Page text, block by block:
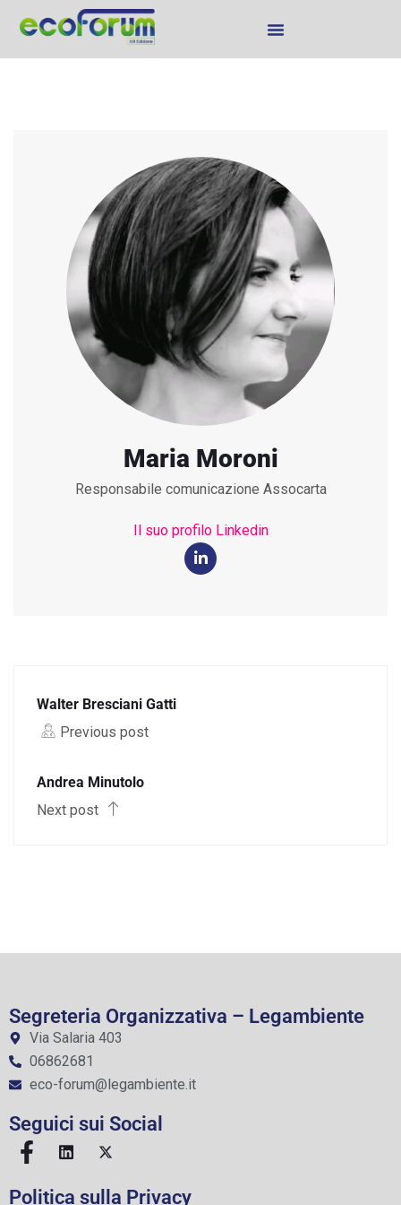
Maria Moroni
Responsabile comunicazione Assocarta
Il suo profilo Linkedin
Walter Bresciani Gatti
Previous post
Andrea Minutolo
Next post
Segreteria Organizzativa – Legambiente
Via Salaria 403
06862681
eco-forum@legambiente.it
Seguici sui Social
Politica sulla Privacy